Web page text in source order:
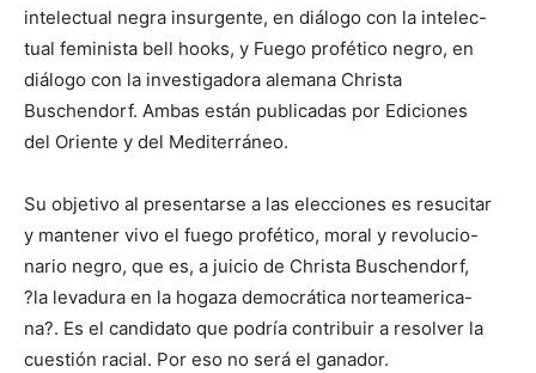
intelectual negra insurgente, en diálogo con la intelec-
tual feminista bell hooks, y Fuego profético negro, en
diálogo con la investigadora alemana Christa
Buschendorf. Ambas están publicadas por Ediciones
del Oriente y del Mediterráneo.
Su objetivo al presentarse a las elecciones es resucitar
y mantener vivo el fuego profético, moral y revolucio-
nario negro, que es, a juicio de Christa Buschendorf,
?la levadura en la hogaza democrática norteamerica-
na?. Es el candidato que podría contribuir a resolver la
cuestión racial. Por eso no será el ganador.